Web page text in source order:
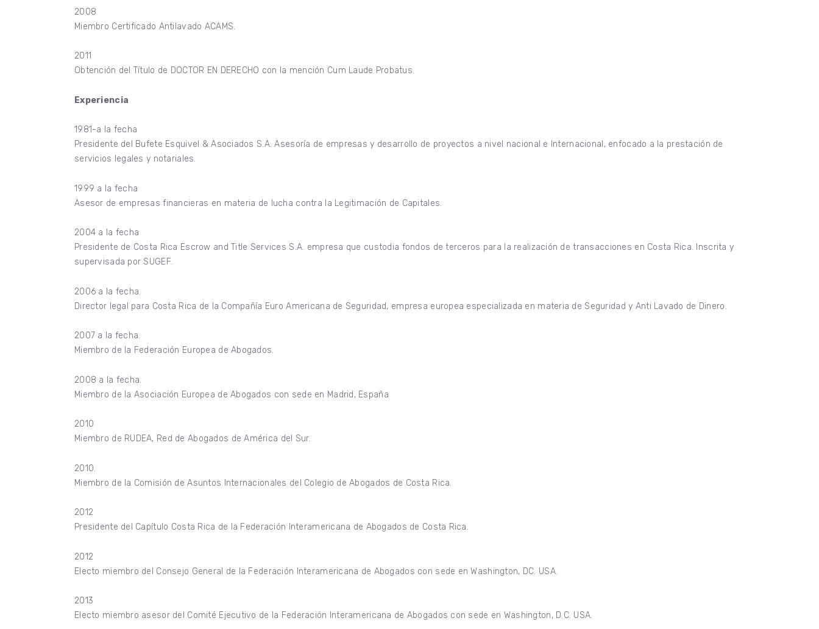
2008
Miembro Certificado Antilavado ACAMS.
2011
Obtención del Título de DOCTOR EN DERECHO con la mención Cum Laude Probatus.
Experiencia
1981-a la fecha
Presidente del Bufete Esquivel & Asociados S.A. Asesoría de empresas y desarrollo de proyectos a nivel nacional e Internacional, enfocado a la prestación de
servicios legales y notariales.
1999 a la fecha
Asesor de empresas financieras en materia de lucha contra la Legitimación de Capitales.
2004 a la fecha
Presidente de Costa Rica Escrow and Title Services S.A. empresa que custodia fondos de terceros para la realización de transacciones en Costa Rica. Inscrita y
supervisada por SUGEF.
2006 a la fecha.
Director legal para Costa Rica de la Compañía Euro Americana de Seguridad, empresa europea especializada en materia de Seguridad y Anti Lavado de Dinero.
2007 a la fecha.
Miembro de la Federación Europea de Abogados.
2008 a la fecha.
Miembro de la Asociación Europea de Abogados con sede en Madrid, España
2010
Miembro de RUDEA, Red de Abogados de América del Sur.
2010.
Miembro de la Comisión de Asuntos Internacionales del Colegio de Abogados de Costa Rica.
2012
Presidente del Capítulo Costa Rica de la Federación Interamericana de Abogados de Costa Rica.
2012
Electo miembro del Consejo General de la Federación Interamericana de Abogados con sede en Washington, DC. USA.
2013
Electo miembro asesor del Comité Ejecutivo de la Federación Interamericana de Abogados con sede en Washington, D.C. USA.